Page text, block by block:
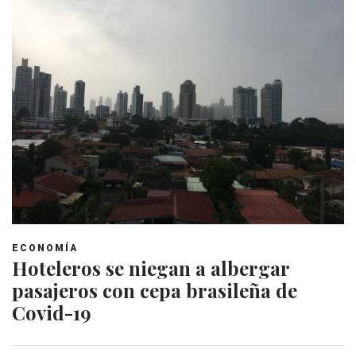
ECONOMÍA
Hoteleros se niegan a albergar
pasajeros con cepa brasileña de
Covid-19